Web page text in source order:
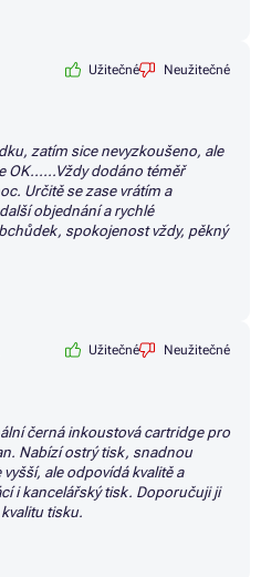
Užitečné Neužitečné
zatím sice nevyzkoušeno, ale
OK......Vždy dodáno téměř
Určitě se zase vrátím a
objednání a rychlé
spokojenost vždy, pěkný
Užitečné Neužitečné
černá inkoustová cartridge pro
Nabízí ostrý tisk, snadnou
ale odpovídá kvalitě a
i kancelářský tisk. Doporučuji ji
tisku.